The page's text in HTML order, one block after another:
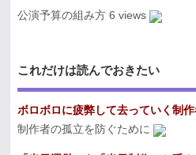
公演予算の組み方 6 views
これだけは読んでおきたい
ボロボロに疲弊して去っていく制
制作者の孤立を防ぐために